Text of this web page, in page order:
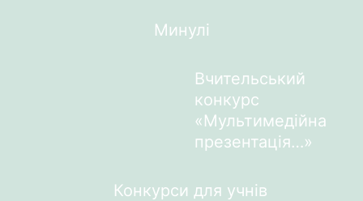
Минулі
Вчительський
конкурс
«Мультимедійна
презентація…»
Конкурси для учнів